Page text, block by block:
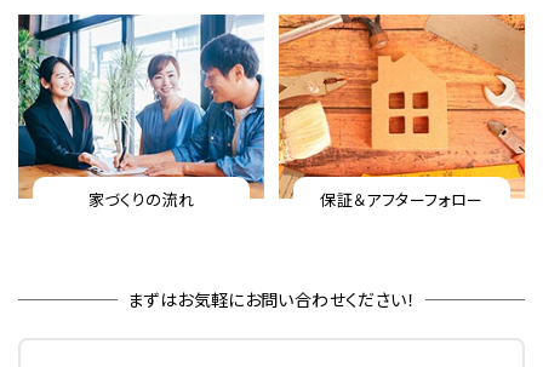
家づくりの流れ 保証＆アフターフォロー
まずはお気軽にお問い合わせください！